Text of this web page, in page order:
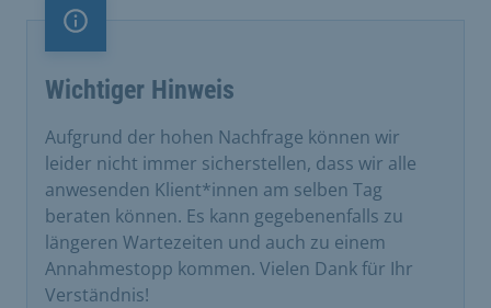
Information
Wichtiger Hinweis
Aufgrund der hohen Nachfrage können wir
leider nicht immer sicherstellen, dass wir alle
anwesenden Klient*innen am selben Tag
beraten können. Es kann gegebenenfalls zu
längeren Wartezeiten und auch zu einem
Annahmestopp kommen. Vielen Dank für Ihr
Verständnis!